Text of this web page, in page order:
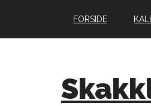
main
primary
footer
FORSIDE